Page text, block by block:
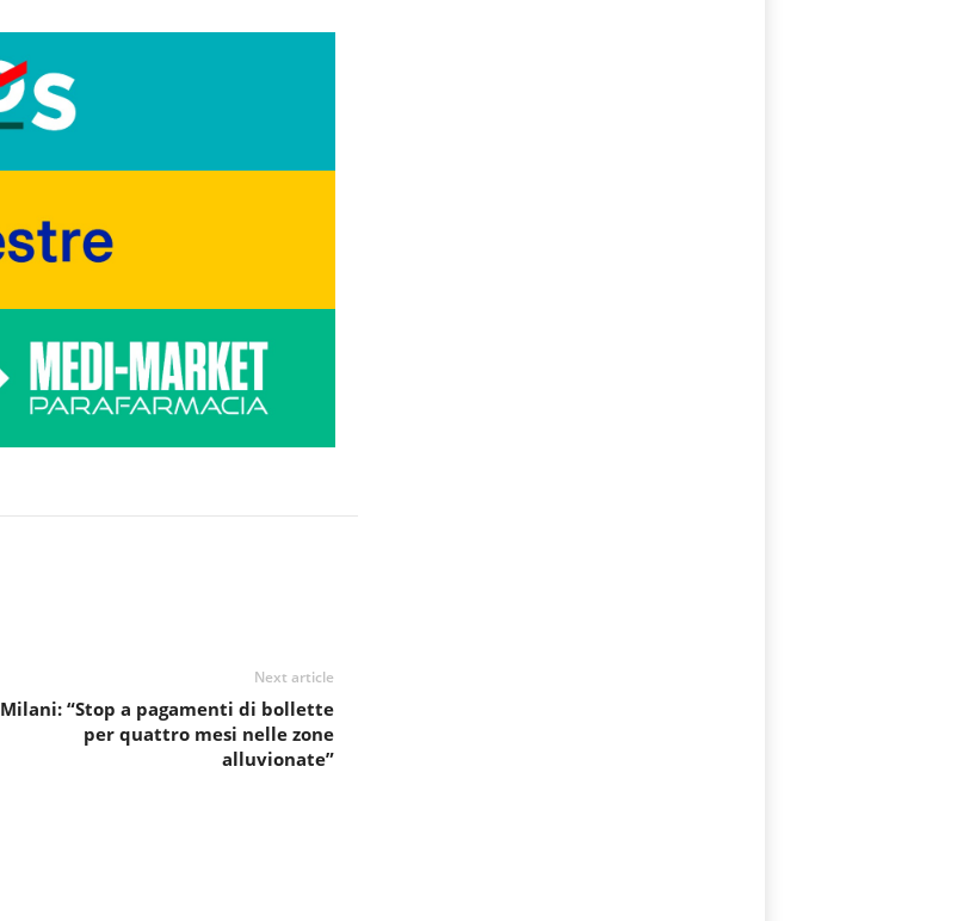
Next article
Milani: “Stop a pagamenti di bollette
per quattro mesi nelle zone
alluvionate”